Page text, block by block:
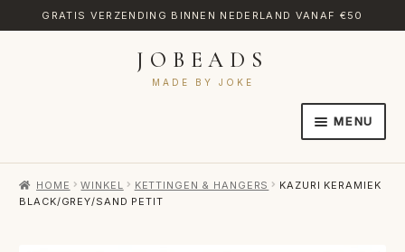
GRATIS VERZENDING BINNEN NEDERLAND VANAF €50
JOBEADS
MADE BY JOKE
MENU
AFREKENEN
HOME WINKEL KETTINGEN & HANGERS
KAZURI KERAMIEK
BLACK/GREY/SAND PETIT